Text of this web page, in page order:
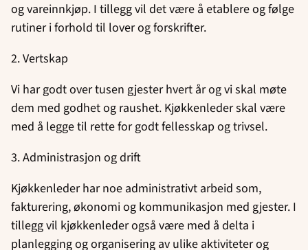
og vareinnkjøp. I tillegg vil det være å etablere og følge
rutiner i forhold til lover og forskrifter.
2. Vertskap
Vi har godt over tusen gjester hvert år og vi skal møte
dem med godhet og raushet. Kjøkkenleder skal være
med å legge til rette for godt fellesskap og trivsel.
3. Administrasjon og drift
Kjøkkenleder har noe administrativt arbeid som,
fakturering, økonomi og kommunikasjon med gjester. I
tillegg vil kjøkkenleder også være med å delta i
planlegging og organisering av ulike aktiviteter og